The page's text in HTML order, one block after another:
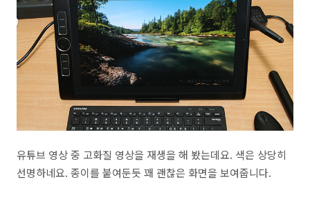
유튜브 영상 중 고화질 영상을 재생을 해 봤는데요. 색은 상당히
선명하네요. 종이를 붙여둔듯 꽤 괜찮은 화면을 보여줍니다.